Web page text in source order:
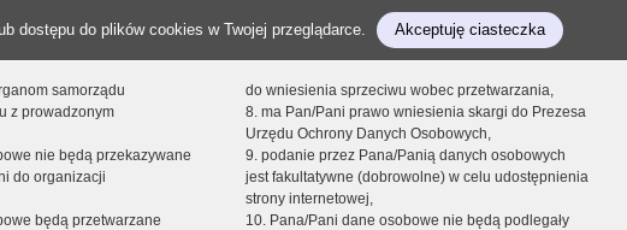
dostępu do plików cookies w Twojej przeglądarce. Akceptuję ciasteczka
samorządu
z prowadzonym
nie będą przekazywane
do organizacji
będą przetwarzane
do wniesienia sprzeciwu wobec przetwarzania,
8. ma Pan/Pani prawo wniesienia skargi do Prezesa
Urzędu Ochrony Danych Osobowych,
9. podanie przez Pana/Panią danych osobowych
jest fakultatywne (dobrowolne) w celu udostępnienia
strony internetowej,
10. Pana/Pani dane osobowe nie będą podlegały